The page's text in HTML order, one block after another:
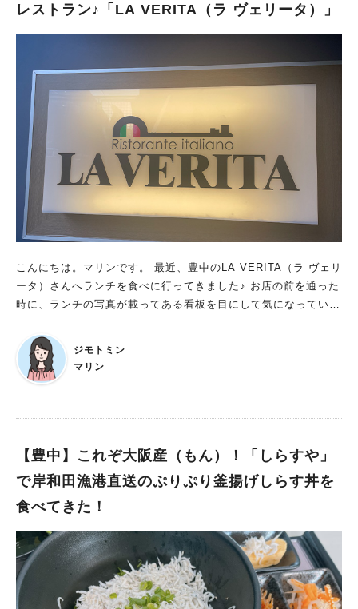
食べたいなぁ～ ということで選んだのは、せんちゅうパルB１階
の「千里中央海鮮食堂おーうえすと」さん。 ここならきっ
ほら、ほらほら。 外でメニューを見ていると、中から「お席
ご案内できますよ！」と愛想良いお声がけをいただき、 おひと
り様でもスーッと吸い込まれるように入店できました。 せんち
ゅうパルＢ１階、特に北大阪急行のホーム上に並ぶお店は こじ
んまりと、お席もきゅうきゅうなイメージが強いのですが、 お
ーうえすとさんの店内は、思った以上にずっとずっと広々なのも
嬉しいです！ 夜は居酒屋さんだけど昼はミセスのリラックスス
ポットなのかも！ ランチメニューは、日替わり定食の他にも、
海鮮系のどんぶり各種や ガッツリ系揚げ物の定食もありました
よ。 がたこが選んだのは、お造り1種とお魚カマの醤油焼が
りないかもしれないけれど、今日がたこが求めていたのはこの重
すぎないお魚定食！ お魚のカマなんて、いつぶりだろう～、う
れしい！ 夜の居酒屋のイメージに反して、お昼はマダムが
ご年配層に加え、 昼飲みの猛者おばあちゃんもくつろいだ様子
でお話に花を咲かせていて、すっごくいいなと思いました。 こ
んな風に歳とりたいなと思いながら、がたこはごはんをばくばく
た！！ お魚おいしかったので、夜の居酒屋メニューも期待でき
レストラン♪「LA VERITA（ラ ヴェリータ）」
こんにちは。マリンです。 最近、豊中のLA VERITA（ラ ヴェリ
ータ）さんへランチを食べに行ってきました♪ お店の前を通った
時に、ランチの写真が載ってある看板を目にして気になっていま
にお店があります。 階段を下りて、地下の入り口へ。 シックで
エレガンスな雰囲気のとてもおしゃれなイタリアンレストランで
す。 イタリアの星付きレストランで修行をされたシェフのお料
の方が丁寧にお料理の説明をしてくれ、プレートを見た瞬間に彩
お野菜を食べて幸せ気分。 スープも味わい深くて美味しい。
そして、米粉のピザは思っていた以上にモチモチ！ ボリューム
すね。 食べ終わった後も、重たくならずに軽く感じました。
ランチメニューは他にもおすすめコースや米粉のハンバーガープ
レート、お子様メニューなど多数あります。 米粉のデザートメ
ニューも気になります！ ランチがとても美味しくて満足感があ
ジモトミン
マリン
【豊中】これぞ大阪産（もん）！「しらすや」
で岸和田漁港直送のぷりぷり釜揚げしらす丼を
食べてきた！